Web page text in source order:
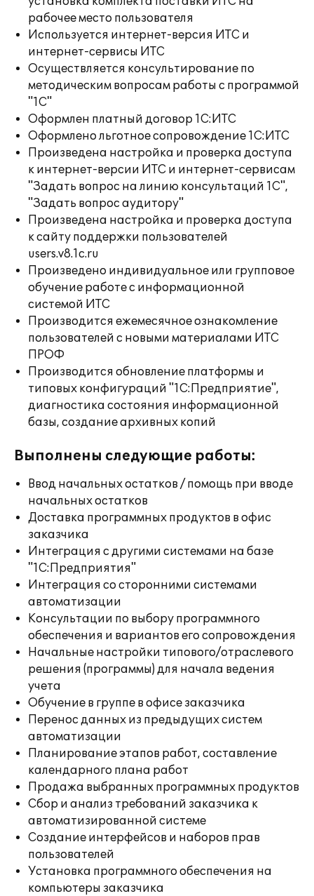
рабочее место пользователя
Используется интернет-версия ИТС и
интернет-сервисы ИТС
Осуществляется консультирование по
методическим вопросам работы с программой
"1С"
Оформлен платный договор 1С:ИТС
Оформлено льготное сопровождение 1С:ИТС
Произведена настройка и проверка доступа
к интернет-версии ИТС и интернет-сервисам
"Задать вопрос на линию консультаций 1С",
"Задать вопрос аудитору"
Произведена настройка и проверка доступа
к сайту поддержки пользователей
users.v8.1c.ru
Произведено индивидуальное или групповое
обучение работе с информационной
системой ИТС
Производится ежемесячное ознакомление
пользователей с новыми материалами ИТС
ПРОФ
Производится обновление платформы и
типовых конфигураций "1С:Предприятие",
диагностика состояния информационной
базы, создание архивных копий
Выполнены следующие работы:
Ввод начальных остатков / помощь при вводе
начальных остатков
Доставка программных продуктов в офис
заказчика
Интеграция с другими системами на базе
"1С:Предприятия"
Интеграция со сторонними системами
автоматизации
Консультации по выбору программного
обеспечения и вариантов его сопровождения
Начальные настройки типового/отраслевого
решения (программы) для начала ведения
учета
Обучение в группе в офисе заказчика
Перенос данных из предыдущих систем
автоматизации
Планирование этапов работ, составление
календарного плана работ
Продажа выбранных программных продуктов
Сбор и анализ требований заказчика к
автоматизированной системе
Создание интерфейсов и наборов прав
пользователей
Установка программного обеспечения на
компьютеры заказчика